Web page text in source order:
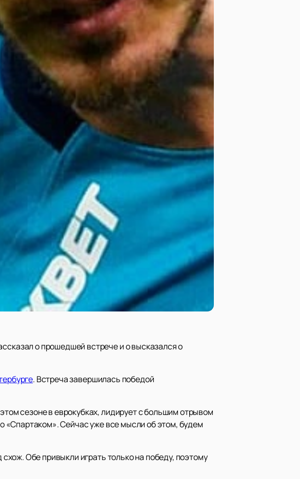
о прошедшей встрече и о высказался о
. Встреча завершилась победой
сезоне в еврокубках, лидирует с большим отрывом
«Спартаком». Сейчас уже все мысли об этом, будем
Обе привыкли играть только на победу, поэтому